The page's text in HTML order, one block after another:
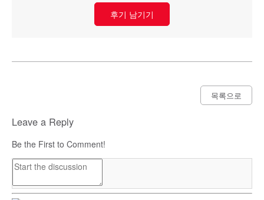
후기 남기기
목록으로
Leave a Reply
Be the First to Comment!